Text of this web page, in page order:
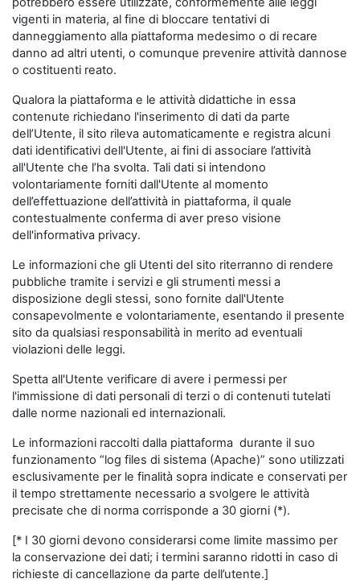
vigenti in materia, al fine di bloccare tentativi di
danneggiamento alla piattaforma medesimo o di recare
danno ad altri utenti, o comunque prevenire attività dannose
o costituenti reato.
Qualora la piattaforma e le attività didattiche in essa
contenute richiedano l'inserimento di dati da parte
dell’Utente, il sito rileva automaticamente e registra alcuni
dati identificativi dell'Utente, ai fini di associare l’attività
all'Utente che l’ha svolta. Tali dati si intendono
volontariamente forniti dall'Utente al momento
dell’effettuazione dell’attività in piattaforma, il quale
contestualmente conferma di aver preso visione
dell'informativa privacy.
Le informazioni che gli Utenti del sito riterranno di rendere
pubbliche tramite i servizi e gli strumenti messi a
disposizione degli stessi, sono fornite dall'Utente
consapevolmente e volontariamente, esentando il presente
sito da qualsiasi responsabilità in merito ad eventuali
violazioni delle leggi.
Spetta all'Utente verificare di avere i permessi per
l'immissione di dati personali di terzi o di contenuti tutelati
dalle norme nazionali ed internazionali.
Le informazioni raccolti dalla piattaforma durante il suo
funzionamento “log files di sistema (Apache)” sono utilizzati
esclusivamente per le finalità sopra indicate e conservati per
il tempo strettamente necessario a svolgere le attività
precisate che di norma corrisponde a 30 giorni (*).
[* I 30 giorni devono considerarsi come limite massimo per
la conservazione dei dati; i termini saranno ridotti in caso di
richieste di cancellazione da parte dell’utente.]